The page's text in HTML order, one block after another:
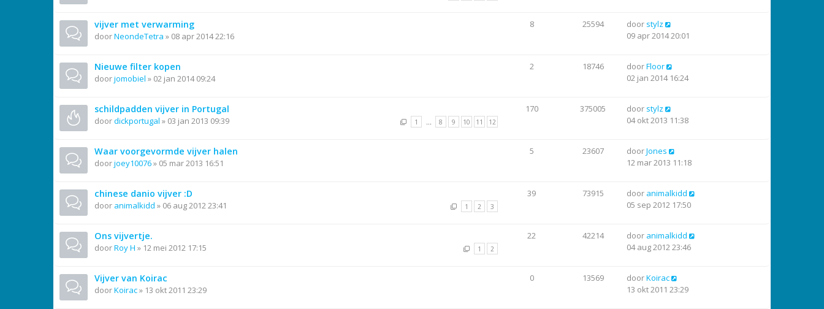
vijver met verwarming
doorNeondeTetra » 08 apr 2014 22:16
8 25594 door stylz
09 apr 2014 20:01
Nieuwe filter kopen
doorjomobiel » 02 jan 2014 09:24
2 18746 doorFloor
02 jan 2014 16:24
schildpadden vijver in Portugal
doordickportugal » 03 jan 2013 09:39 1 … 8 9 10 11 12
170 375005 door stylz
04 okt 2013 11:38
Waar voorgevormde vijver halen
doorjoey10076» 05 mar 2013 16:51
5 23607 doorJones
12 mar 2013 11:18
chinese danio vijver :D
door animalkidd » 06 aug 2012 23:41 1 2 3
39 73915 door animalkidd
05 sep 2012 17:50
Ons vijvertje.
doorRoy H » 12 mei 2012 17:15 1 2
22 42214 door animalkidd
04 aug 2012 23:46
Vijver van Koirac
doorKoirac» 13 okt 2011 23:29
0 13569 doorKoirac
13 okt 2011 23:29